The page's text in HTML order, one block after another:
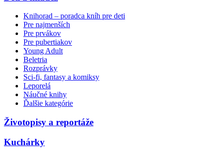
Knihorad – poradca kníh pre deti
Pre najmenších
Pre prvákov
Pre pubertiakov
Young Adult
Beletria
Rozprávky
Sci-fi, fantasy a komiksy
Leporelá
Náučné knihy
Ďalšie kategórie
Životopisy a reportáže
Kuchárky